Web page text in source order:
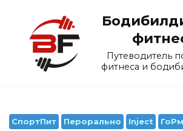
содержанию
Путеводитель
фитнеса и
СпортПит Перорально Inject